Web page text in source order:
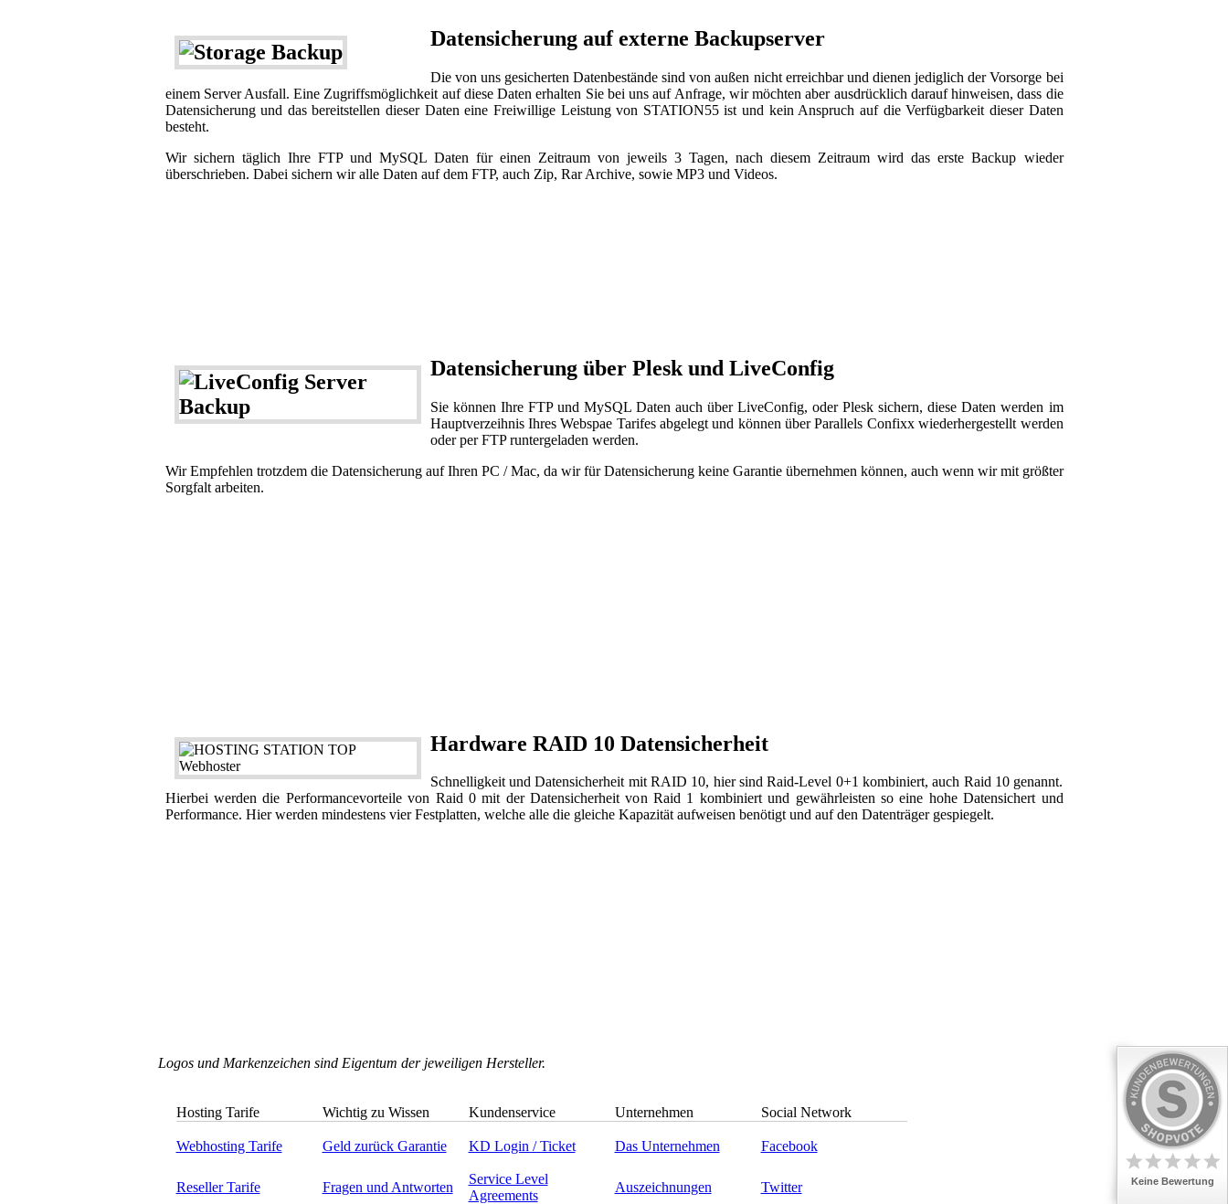
Keine Bewertung
Datensicherung auf externe Backupserver
Die von uns gesicherten Datenbestände sind von außen nicht erreichbar und dienen jediglich der Vorsorge bei
einem Server Ausfall. Eine Zugriffsmöglichkeit auf diese Daten erhalten Sie bei uns auf Anfrage, wir möchten aber ausdrücklich darauf hinweisen, dass die
Datensicherung und das bereitstellen dieser Daten eine Freiwillige Leistung von STATION55 ist und kein Anspruch auf die Verfügbarkeit dieser Daten
besteht.
Wir sichern täglich Ihre FTP und MySQL Daten für einen Zeitraum von jeweils 3 Tagen, nach diesem Zeitraum wird das erste Backup wieder
überschrieben. Dabei sichern wir alle Daten auf dem FTP, auch Zip, Rar Archive, sowie MP3 und Videos.
Datensicherung über Plesk und LiveConfig
Sie können Ihre FTP und MySQL Daten auch über LiveConfig, oder Plesk sichern, diese Daten werden im
Hauptverzeihnis Ihres Webspae Tarifes abgelegt und können über Parallels Confixx wiederhergestellt werden
oder per FTP runtergeladen werden.
Wir Empfehlen trotzdem die Datensicherung auf Ihren PC / Mac, da wir für Datensicherung keine Garantie übernehmen können, auch wenn wir mit größter
Sorgfalt arbeiten.
Hardware RAID 10 Datensicherheit
Schnelligkeit und Datensicherheit mit RAID 10, hier sind Raid-Level 0+1 kombiniert, auch Raid 10 genannt.
Hierbei werden die Performancevorteile von Raid 0 mit der Datensicherheit von Raid 1 kombiniert und gewährleisten so eine hohe Datensichert und
Performance. Hier werden mindestens vier Festplatten, welche alle die gleiche Kapazität aufweisen benötigt und auf den Datenträger gespiegelt.
Logos und Markenzeichen sind Eigentum der jeweiligen Hersteller.
Hosting Tarife Wichtig zu Wissen Kundenservice Unternehmen Social Network
Webhosting Tarife Geld zurück Garantie KD Login / Ticket Das Unternehmen Facebook
Reseller Tarife Fragen und Antworten
Service Level
Agreements
Auszeichnungen Twitter